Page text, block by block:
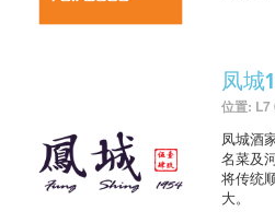
凤城
位置: L7
凤城酒
名菜及
将传统
大。